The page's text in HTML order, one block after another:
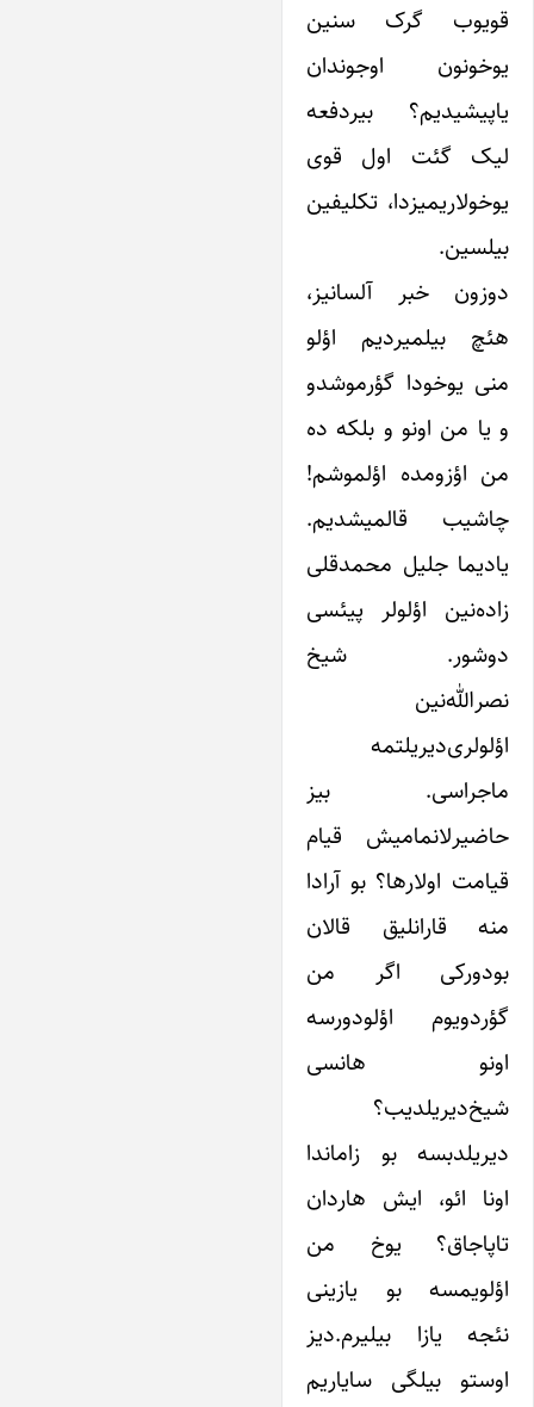
قویوب گرک سنین
یوخونون اوجوندان
یاپیشیدیم؟ بیردفعه
لیک گئت اول قوی
یوخولاریمیزدا، تکلیفین
بیلسین.
دوزون خبر آلسانیز،
هئچ بیلمیردیم اؤلو
منی یوخودا گؤرموشدو
و یا من اونو و بلکه ده
من اؤزومده اؤلموشم!
چاشیب قالمیشدیم.
یادیما جلیل محمدقلی
زاده‌نین‌ اؤلولر پیئسی
دوشور. شیخ
نصرالله‌نین‌
اؤلولری‌دیریلتمه
ماجراسی. بیز
حاضیرلانمامیش قیام
قیامت اولارها؟ بو آرادا
منه قارانلیق قالان
بودورکی اگر من
گؤردویوم اؤلودورسه
اونو هانسی
شیخ‌دیریلدیب؟‌
دیریلدبسه بو زاماندا
اونا ائو، ایش هاردان
تاپاجاق؟ یوخ من
اؤلویمسه بو یازینی
نئجه یازا بیلیرم.‌دیز
اوستو بیلگی سایاریم